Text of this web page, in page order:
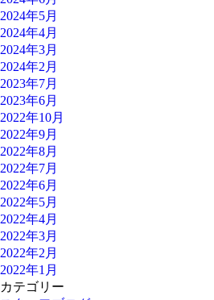
2024年5月
2024年4月
2024年3月
2024年2月
2023年7月
2023年6月
2022年10月
2022年9月
2022年8月
2022年7月
2022年6月
2022年5月
2022年4月
2022年3月
2022年2月
2022年1月
カテゴリー